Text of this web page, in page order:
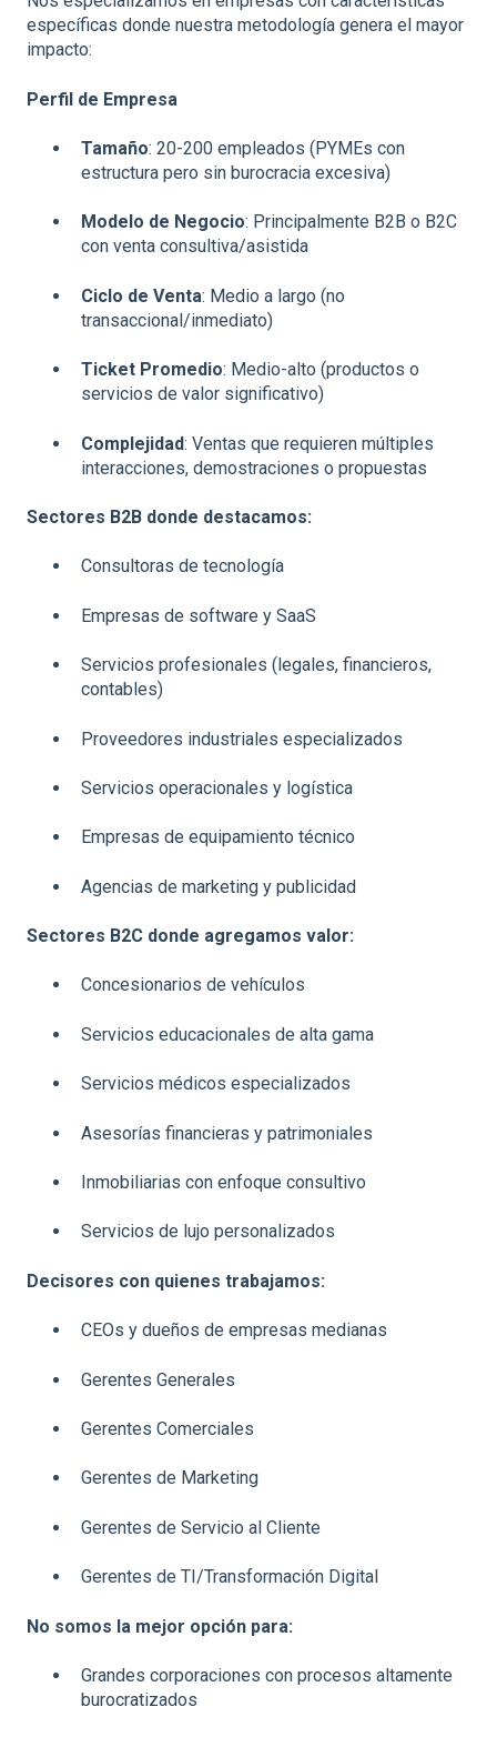
específicas donde nuestra metodología genera el mayor
impacto:
Perfil de Empresa
Tamaño: 20-200 empleados (PYMEs con
estructura pero sin burocracia excesiva)
Modelo de Negocio: Principalmente B2B o B2C
con venta consultiva/asistida
Ciclo de Venta: Medio a largo (no
transaccional/inmediato)
Ticket Promedio: Medio-alto (productos o
servicios de valor significativo)
Complejidad: Ventas que requieren múltiples
interacciones, demostraciones o propuestas
Sectores B2B donde destacamos:
Consultoras de tecnología
Empresas de software y SaaS
Servicios profesionales (legales, financieros,
contables)
Proveedores industriales especializados
Servicios operacionales y logística
Empresas de equipamiento técnico
Agencias de marketing y publicidad
Sectores B2C donde agregamos valor:
Concesionarios de vehículos
Servicios educacionales de alta gama
Servicios médicos especializados
Asesorías financieras y patrimoniales
Inmobiliarias con enfoque consultivo
Servicios de lujo personalizados
Decisores con quienes trabajamos:
CEOs y dueños de empresas medianas
Gerentes Generales
Gerentes Comerciales
Gerentes de Marketing
Gerentes de Servicio al Cliente
Gerentes de TI/Transformación Digital
No somos la mejor opción para:
Grandes corporaciones con procesos altamente
burocratizados